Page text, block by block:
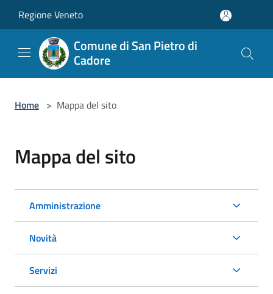
Regione Veneto
Comune di San Pietro di
Cadore
Home > Mappa del sito
Mappa del sito
Amministrazione
Novità
Servizi